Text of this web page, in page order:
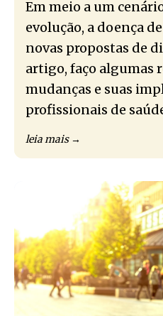
Em meio a um
evolução, a doença
novas propostas de
artigo, faço algumas
mudanças e suas
profissionais de
leia mais →